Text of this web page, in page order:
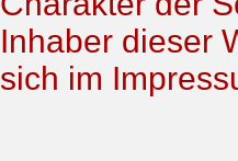
Inhaber dieser
sich im